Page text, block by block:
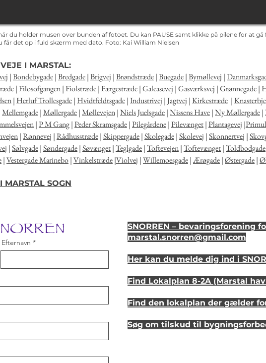
du holder musen over bunden af fotoet. Du kan PAUSE samt klikke på pilene for at
får det op i fuld skærm med dato. Foto: Kai William Nielsen
I MARSTAL:
|Bondebygade|Bredgade|Brigvej |Brøndstræde|Buegade|Bymøllevej |
|Filosofgangen|Fiolstræde|Færgestræde|Galeasevej |Gasværksvej |Grønnegade|
| Herluf Trollesgade| Hvidtfeldtsgade|Industrivej |Jagtvej |Kirkestræde |
Mellemgade|Møllergade|Møllevejen|Niels Juelsgade|Nissens Have|Ny Møllergade|
|P M Gang|Peder Skramsgade|Pilegårdene|Pilevænget|Plantagevej |
|Rønnevej |Rådhusstræde|Skippergade|Skolegade|Skolevej |Skonnertvej |
|Sølvgade|Søndergade|Søvænget|Teglgade|Toftevejen|Toftevænget|Toldbodgade
|Vestergade Marinebo|Vinkelstræde|Violvej |Willemoesgade|Ærøgade|Østergade|
MARSTAL SOGN
Efternavn
SNORREN – bevaringsforening
marstal.snorren@gmail.com
Her kan du melde dig ind i
Find Lokalplan 8-2A (Marstal
Find den lokalplan der gælder
Søg om tilskud til